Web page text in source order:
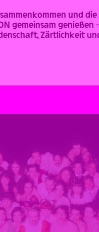
und
gemeinsam genießen
Zärtlichkeit